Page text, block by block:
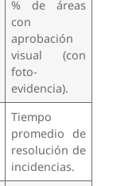
% de áreas
con
aprobación
visual (con
foto-
evidencia).
Tiempo
promedio de
resolución de
incidencias.